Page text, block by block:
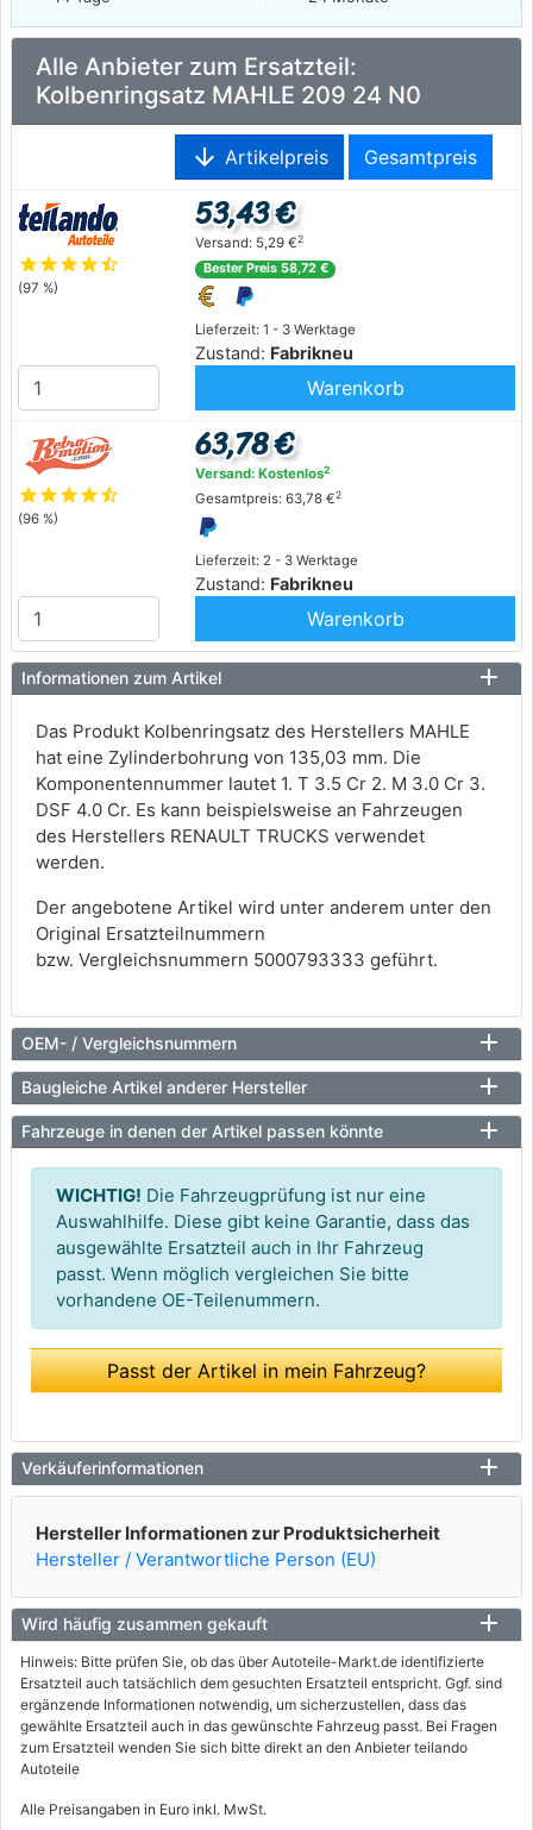
Alle Anbieter zum Ersatzteil:
Kolbenringsatz MAHLE 209 24 N0
arrow_downward Artikelpreis Gesamtpreis
starstarstarstarstar_half
(97 %)
Lieferzeit: 1 - 3 Werktage
Zustand: Fabrikneu
53,43 €
Versand: 5,29 €2
Bester Preis 58,72 €
Warenkorb
starstarstarstarstar_half
(96 %)
Lieferzeit: 2 - 3 Werktage
Zustand: Fabrikneu
63,78 €
Versand: Kostenlos2
Gesamtpreis: 63,78 €2
Warenkorb
Informationen zum Artikel
Das Produkt Kolbenringsatz des Herstellers MAHLE
hat eine Zylinderbohrung von 135,03 mm. Die
Komponentennummer lautet 1. T 3.5 Cr 2. M 3.0 Cr 3.
DSF 4.0 Cr. Es kann beispielsweise an Fahrzeugen
des Herstellers RENAULT TRUCKS verwendet
werden.
Der angebotene Artikel wird unter anderem unter den
Original Ersatzteilnummern
bzw. Vergleichsnummern 5000793333 geführt.
OEM- / Vergleichsnummern
Baugleiche Artikel anderer Hersteller
Fahrzeuge in denen der Artikel passen könnte
WICHTIG! Die Fahrzeugprüfung ist nur eine
Auswahlhilfe. Diese gibt keine Garantie, dass das
ausgewählte Ersatzteil auch in Ihr Fahrzeug
passt. Wenn möglich vergleichen Sie bitte
vorhandene OE-Teilenummern.
Passt der Artikel in mein Fahrzeug?
Verkäuferinformationen
Hersteller Informationen zur Produktsicherheit
Hersteller / Verantwortliche Person (EU)
Wird häufig zusammen gekauft
Hinweis: Bitte prüfen Sie, ob das über Autoteile-Markt.de identifizierte
Ersatzteil auch tatsächlich dem gesuchten Ersatzteil entspricht. Ggf. sind
ergänzende Informationen notwendig, um sicherzustellen, dass das
gewählte Ersatzteil auch in das gewünschte Fahrzeug passt. Bei Fragen
zum Ersatzteil wenden Sie sich bitte direkt an den Anbieter teilando
Autoteile
Alle Preisangaben in Euro inkl. MwSt.